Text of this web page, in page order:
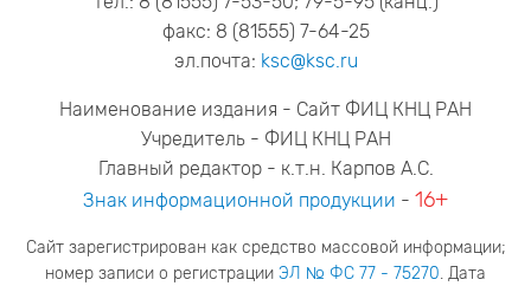
факс: 8 (81555) 7-64-25
эл.почта: ksc@ksc.ru
Наименование издания - Сайт ФИЦ КНЦ РАН
Учредитель - ФИЦ КНЦ РАН
Главный редактор - к.т.н. Карпов А.С.
Знак информационной продукции - 16+
Сайт зарегистрирован как средство массовой информации;
номер записи о регистрации ЭЛ № ФС 77 - 75270. Дата